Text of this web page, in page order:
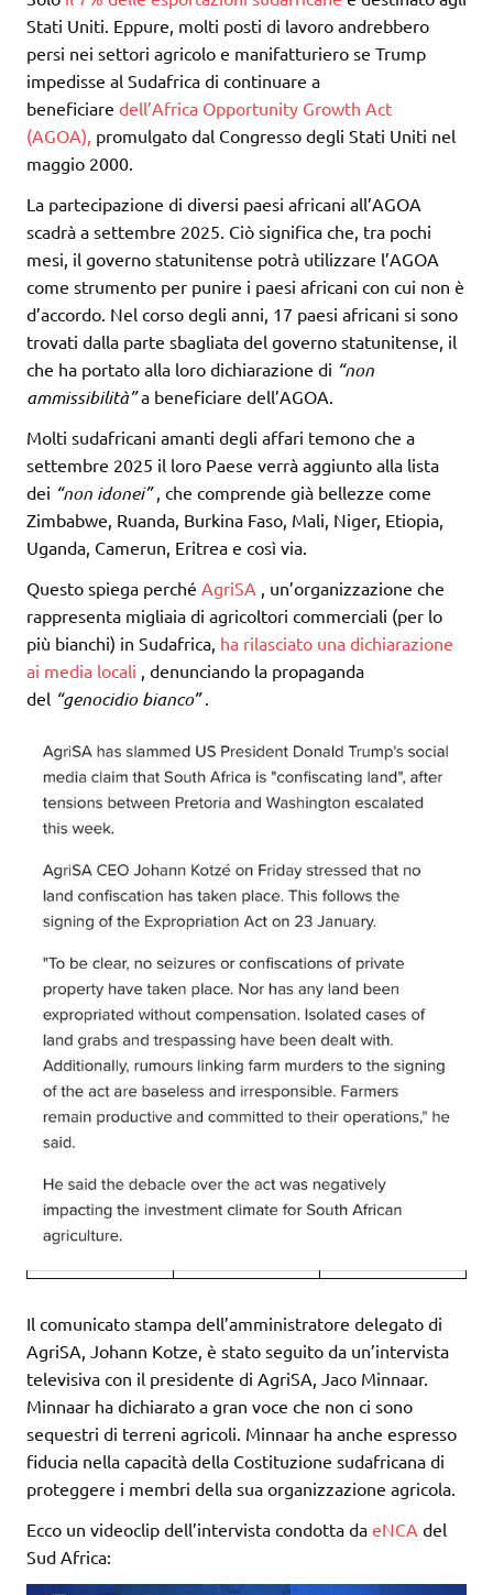
Stati Uniti. Eppure, molti posti di lavoro andrebbero
persi nei settori agricolo e manifatturiero se Trump
impedisse al Sudafrica di continuare a
beneficiare dell’Africa Opportunity Growth Act
(AGOA), promulgato dal Congresso degli Stati Uniti nel
maggio 2000.
La partecipazione di diversi paesi africani all’AGOA
scadrà a settembre 2025. Ciò significa che, tra pochi
mesi, il governo statunitense potrà utilizzare l’AGOA
come strumento per punire i paesi africani con cui non è
d’accordo. Nel corso degli anni, 17 paesi africani si sono
trovati dalla parte sbagliata del governo statunitense, il
che ha portato alla loro dichiarazione di “non
ammissibilità”a beneficiare dell’AGOA.
Molti sudafricani amanti degli affari temono che a
settembre 2025 il loro Paese verrà aggiunto alla lista
dei “non idonei”, che comprende già bellezze come
Zimbabwe, Ruanda, Burkina Faso, Mali, Niger, Etiopia,
Uganda, Camerun, Eritrea e così via.
Questo spiega perché AgriSA , un’organizzazione che
rappresenta migliaia di agricoltori commerciali (per lo
più bianchi) in Sudafrica, ha rilasciato una dichiarazione
ai media locali , denunciando la propaganda
del “genocidio bianco”.
Il comunicato stampa dell’amministratore delegato di
AgriSA, Johann Kotze, è stato seguito da un’intervista
televisiva con il presidente di AgriSA, Jaco Minnaar.
Minnaar ha dichiarato a gran voce che non ci sono
sequestri di terreni agricoli. Minnaar ha anche espresso
fiducia nella capacità della Costituzione sudafricana di
proteggere i membri della sua organizzazione agricola.
Ecco un videoclip dell’intervista condotta da eNCA del
Sud Africa: